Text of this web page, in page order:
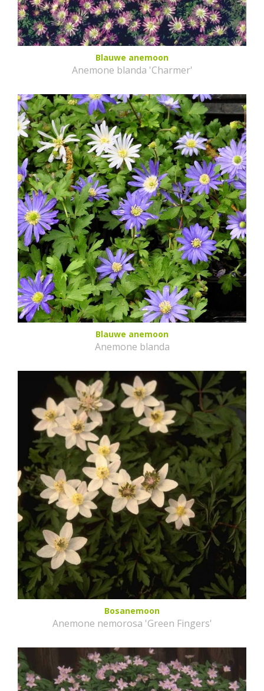
Blauwe anemoon
Anemone blanda 'Charmer'
Blauwe anemoon
Anemone blanda
Bosanemoon
Anemone nemorosa 'Green Fingers'